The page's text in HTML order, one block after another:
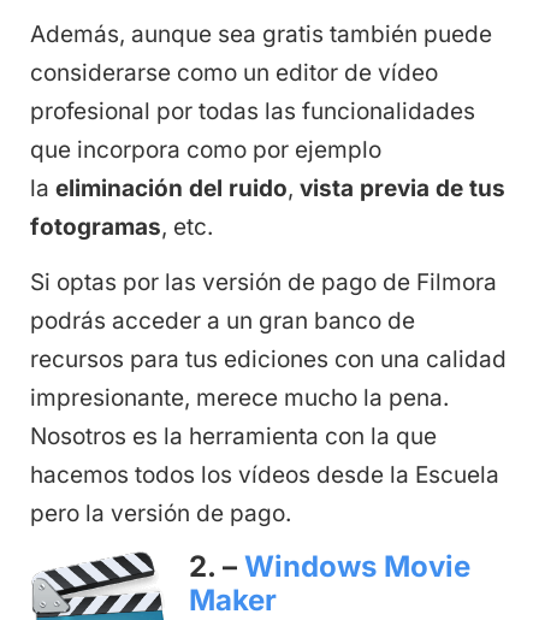
Además, aunque sea gratis también puede
considerarse como un editor de vídeo
profesional por todas las funcionalidades
que incorpora como por ejemplo
la eliminación del ruido, vista previa de tus
fotogramas, etc.
Si optas por las versión de pago de Filmora
podrás acceder a un gran banco de
recursos para tus ediciones con una calidad
impresionante, merece mucho la pena.
Nosotros es la herramienta con la que
hacemos todos los vídeos desde la Escuela
pero la versión de pago.
2. – Windows Movie
Maker